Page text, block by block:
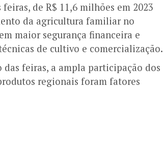
de R$ 11,6 milhões em 2023
da agricultura familiar no
maior segurança financeira e
de cultivo e comercialização.
feiras, a ampla participação dos
regionais foram fatores